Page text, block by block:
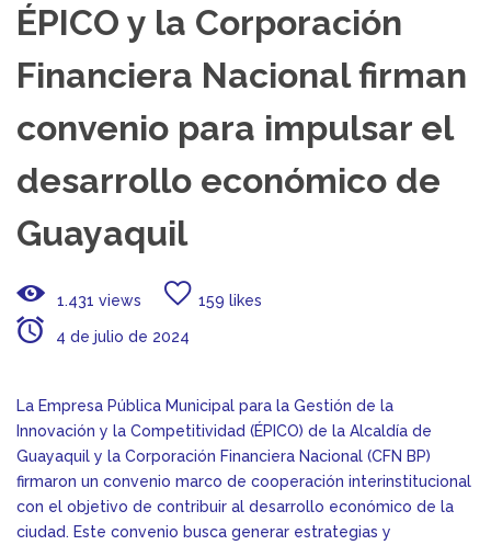
ÉPICO y la Corporación
Financiera Nacional firman
convenio para impulsar el
desarrollo económico de
Guayaquil
1.431 views 159 likes
4 de julio de 2024
La Empresa Pública Municipal para la Gestión de la
Innovación y la Competitividad (ÉPICO) de la Alcaldía de
Guayaquil y la Corporación Financiera Nacional (CFN BP)
firmaron un convenio marco de cooperación interinstitucional
con el objetivo de contribuir al desarrollo económico de la
ciudad. Este convenio busca generar estrategias y